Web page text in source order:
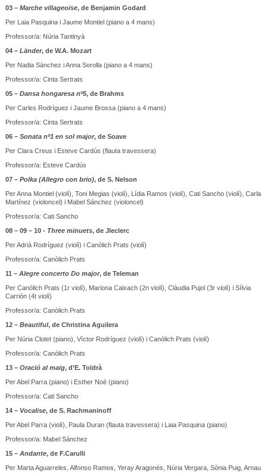
03 – Marche villageoise, de Benjamin Godard
Per Laia Pasquina i Jaume Montiel (piano a 4 mans)
Professor/a: Núria Tantinyà
04 – Länder, de W.A. Mozart
Per Nadia Sánchez i Anna Sorolla (piano a 4 mans)
Professor/a: Cinta Sertrats
05 – Dansa hongaresa nº5, de Brahms
Per Carles Rodríguez i Jaume Brossa (piano a 4 mans)
Professor/a: Cinta Sertrats
06 – Sonata nº1 en sol major, de Soave
Per Clara Creus i Esteve Cardús (flauta travessera)
Professor/a: Esteve Cardús
07 – Polka (Allegro con brio), de S. Nelson
Per Anna Montiel (violí), Toni Megias (violí), Lídia Ramos (violí), Cati Sancho (violí), Carla
Martínez (violoncel) i Mabel Sánchez (violoncel)
Professor/a: Cati Sancho
08 – 09 – 10 - Three minuets, de Jleclerc
Per Adrià Rodríguez (violí) i Canòlich Prats (violí)
Professor/a: Canòlich Prats
11 – Alegre concerto Do major, de Teleman
Per Canòlich Prats (1r violí), Mariona Caixach (2n violí), Clàudia Pujol (3r violí) i Sílvia
Carrión (4t violí)
Professor/a: Canòlich Prats
12 – Beautiful, de Christina Aguilera
Per Núria Clotet (piano), Víctor Rodríguez (violí) i Canòlich Prats (violí)
Professor/a: Canòlich Prats
13 – Oració al maig, d’E. Toldrà
Per Abel Parra (piano) i Esther Noè (piano)
Professor/a: Cati Sancho
14 – Vocalise, de S. Rachmaninoff
Per Abel Parra (violí), Paula Duran (flauta travessera) i Laia Pasquina (piano)
Professor/a: Mabel Sánchez
15 – Andante, de F.Carulli
Per Marta Aguarreles, Alfonso Ramos, Yeray Aragonés, Núria Vergara, Sònia Puig, Arnau